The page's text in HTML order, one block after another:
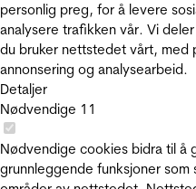
personlig preg, for å levere
analysere trafikken vår. Vi
du bruker nettstedet vårt, med
annonsering og analysearbeid.
Detaljer
Nødvendige 11
Nødvendige cookies bidra til å
grunnleggende funksjoner som